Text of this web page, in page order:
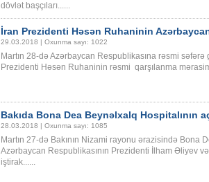
dövlət başçıları......
İran Prezidenti Həsən Ruhaninin
29.03.2018 | Oxunma sayı: 1022
Martın 28-də Azərbaycan Respublikasına rəsmi səfərə
Prezidenti Həsən Ruhaninin rəsmi qarşılanma
Bakıda Bona Dea Beynəlxalq Hospitalının
28.03.2018 | Oxunma sayı: 1085
Martın 27-də Bakının Nizami rayonu ərazisində Bona
Azərbaycan Respublikasının Prezidenti İlham Əliyev
iştirak......